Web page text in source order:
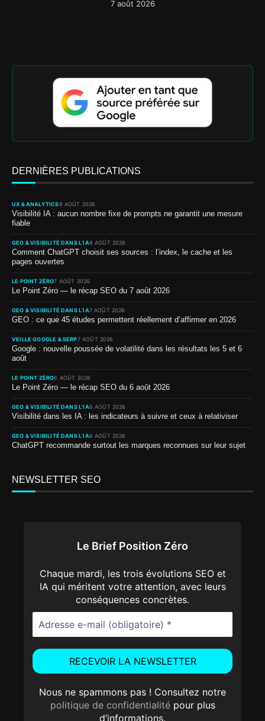
7 août 2026
DERNIÈRES PUBLICATIONS
UX & ANALYTICS9 AOÛT 2026
Visibilité IA : aucun nombre fixe de prompts ne garantit une mesure
fiable
GEO & VISIBILITÉ DANS L’IA8 AOÛT 2026
Comment ChatGPT choisit ses sources : l’index, le cache et les
pages ouvertes
LE POINT ZÉRO7 AOÛT 2026
Le Point Zéro — le récap SEO du 7 août 2026
GEO & VISIBILITÉ DANS L’IA7 AOÛT 2026
GEO : ce que 45 études permettent réellement d’affirmer en 2026
VEILLE GOOGLE & SERP7 AOÛT 2026
Google : nouvelle poussée de volatilité dans les résultats les 5 et 6
août
LE POINT ZÉRO6 AOÛT 2026
Le Point Zéro — le récap SEO du 6 août 2026
GEO & VISIBILITÉ DANS L’IA6 AOÛT 2026
Visibilité dans les IA : les indicateurs à suivre et ceux à relativiser
GEO & VISIBILITÉ DANS L’IA6 AOÛT 2026
ChatGPT recommande surtout les marques reconnues sur leur sujet
NEWSLETTER SEO
Le Brief Position Zéro
Chaque mardi, les trois évolutions SEO et
IA qui méritent votre attention, avec leurs
conséquences concrètes.
Nous ne spammons pas ! Consultez notre
politique de confidentialitépour plus
d’informations.